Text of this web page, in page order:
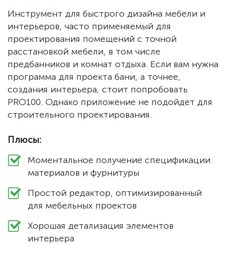
Инструмент для быстрого дизайна мебели и
интерьеров, часто применяемый для
проектирования помещений с точной
расстановкой мебели, в том числе
предбанников и комнат отдыха. Если вам нужна
программа для проекта бани, а точнее,
создания интерьера, стоит попробовать
PRO100. Однако приложение не подойдет для
строительного проектирования.
Плюсы:
Моментальное получение спецификации
материалов и фурнитуры
Простой редактор, оптимизированный
для мебельных проектов
Хорошая детализация элементов
интерьера